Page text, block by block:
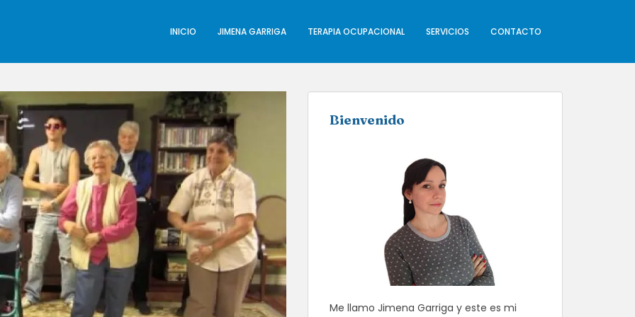
INICIO JIMENA GARRIGA TERAPIA OCUPACIONAL SERVICIOS CONTACTO
Bienvenido
Me llamo Jimena Garriga y este es mi